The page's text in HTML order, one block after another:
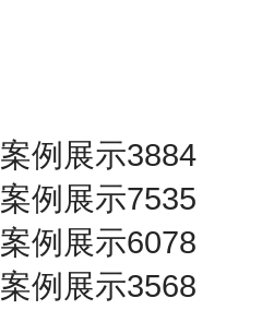
案例展示3884
案例展示7535
案例展示6078
案例展示3568